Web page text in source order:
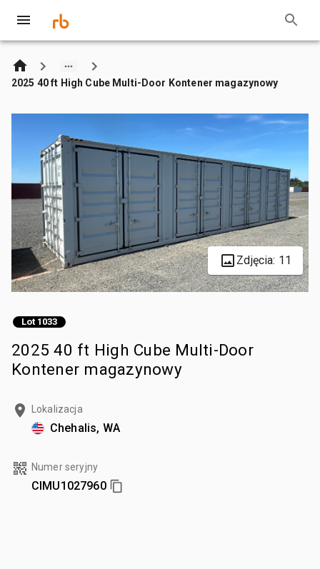
2025 40 ft High Cube Multi-Door Kontener magazynowy
Zdjęcia: 11
Lot 1033
2025 40 ft High Cube Multi-Door
Kontener magazynowy
Lokalizacja
Chehalis, WA
Numer seryjny
CIMU1027960